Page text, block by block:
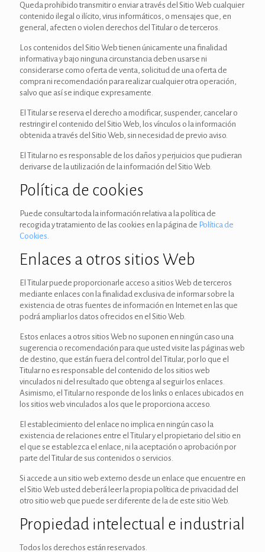
Queda prohibido transmitir o enviar a través del Sitio Web cualquier
contenido ilegal o ilícito, virus informáticos, o mensajes que, en
general, afecten o violen derechos del Titular o de terceros.
Los contenidos del Sitio Web tienen únicamente una finalidad
informativa y bajo ninguna circunstancia deben usarse ni
considerarse como oferta de venta, solicitud de una oferta de
compra ni recomendación para realizar cualquier otra operación,
salvo que así se indique expresamente.
El Titular se reserva el derecho a modificar, suspender, cancelar o
restringir el contenido del Sitio Web, los vínculos o la información
obtenida a través del Sitio Web, sin necesidad de previo aviso.
El Titular no es responsable de los daños y perjuicios que pudieran
derivarse de la utilización de la información del Sitio Web.
Política de cookies
Puede consultar toda la información relativa a la política de
recogida y tratamiento de las cookies en la página de Política de
Cookies.
Enlaces a otros sitios Web
El Titular puede proporcionarle acceso a sitios Web de terceros
mediante enlaces con la finalidad exclusiva de informar sobre la
existencia de otras fuentes de información en Internet en las que
podrá ampliar los datos ofrecidos en el Sitio Web.
Estos enlaces a otros sitios Web no suponen en ningún caso una
sugerencia o recomendación para que usted visite las páginas web
de destino, que están fuera del control del Titular, por lo que el
Titular no es responsable del contenido de los sitios web
vinculados ni del resultado que obtenga al seguir los enlaces.
Asimismo, el Titular no responde de los links o enlaces ubicados en
los sitios web vinculados a los que le proporciona acceso.
El establecimiento del enlace no implica en ningún caso la
existencia de relaciones entre el Titular y el propietario del sitio en
el que se establezca el enlace, ni la aceptación o aprobación por
parte del Titular de sus contenidos o servicios.
Si accede a un sitio web externo desde un enlace que encuentre en
el Sitio Web usted deberá leer la propia política de privacidad del
otro sitio web que puede ser diferente de la de este sitio Web.
Propiedad intelectual e industrial
Todos los derechos están reservados.